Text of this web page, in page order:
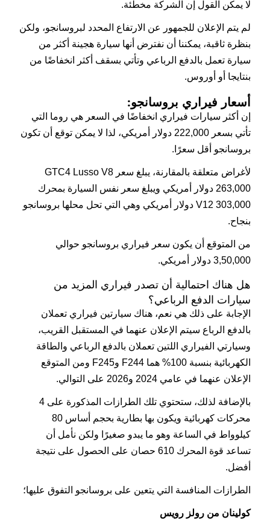
لا يمكن القول إن الشركة مخطئة.
لم يتم الإعلان للجمهور عن الارتفاع المحدد لبروسانجو، ولكن
بنظرة ثاقبة، يمكننا أن نفترض أنها سيارة هجينة أكثر من
سيارة تعمل بالدفع الرباعي وتأتي بسقف أكثر انخفاضًا من
بنتايجا أو أوروس.
أسعار فيراري بروسانجو:
إن أكثر سيارات فيراري انخفاضًا في السعر هي روما التي
تأتي بسعر 222,000 دولار أمريكي، لذا لا يمكن توقع أن تكون
بروسانجو أقل سعرًا.
لأغراض متعلقة بالمقارنة، يبلغ سعر GTC4 Lusso V8
263,000 دولار أمريكي ويبلغ سعر نفس السيارة بمحرك
V12 303,000 دولار أمريكي وهي التي تحل محلها بروسانجو
بنجاح.
من المتوقع أن يكون سعر فيراري بروسانجو حوالي
3,50,000 دولار أمريكي.
هل هناك احتمالية أن تصدر فيراري المزيد من
سيارات الدفع الرباعي؟
الإجابة على ذلك هي نعم، هناك سيارتين فيراري تعملان
بالدفع الرباع سيتم الإعلان عنهما في المستقبل القريب،
وسيارتي الفيراري اللتين تعملان بالدفع الرباعي والطاقة
الكهربائية بنسبة 100% هما F244 وF245 ومن المتوقع
الإعلان عنهما في عامي 2024 و2026 على التوالي.
بالإضافة لذلك، ستحتوي تلك الطرازات المذكورة على 4
محركات كهربائية ويكون بها بطارية بحجم أساس 80
كيلوواط في الساعة وهو ما يبدو صغيرًا ولكن نأمل أن
تساعد قوة المحرك 610 حصان على الحصول على نتيجة
أفضل.
الطرازات المنافسة التي يتعين على بروسانجو التفوق عليها؛
كولينان من رولز رويس